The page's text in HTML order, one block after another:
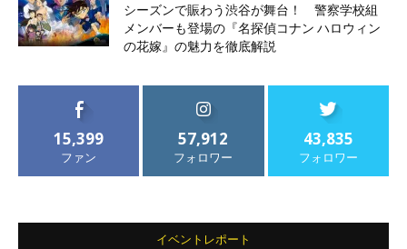
シーズンで賑わう渋谷が舞台！ 警察学校組
メンバーも登場の『名探偵コナン ハロウィン
の花嫁』の魅力を徹底解説
15,399
ファン
57,912
フォロワー
43,835
フォロワー
イベントレポート